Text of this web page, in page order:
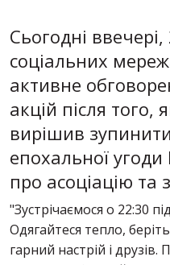
Сьогодні
соціальних
активне
акцій після того,
вирішив
епохальної угоди
про асоціацію та
"Зустрічаємося о 22:30
Одягайтеся тепло,
гарний настрій і друзів.